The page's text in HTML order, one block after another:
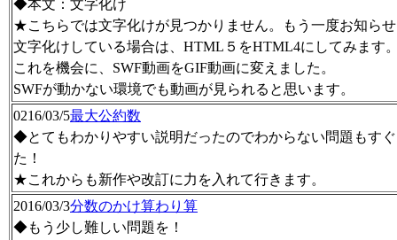
◆本文：文字化け
★こちらでは文字化けが見つかりません。もう一度お知ら
文字化けしている場合は、HTML５をHTML4にしてみます
これを機会に、SWF動画をGIF動画に変えました。
SWFが動かない環境でも動画が見られると思います。
0216/03/5最大公約数
◆とてもわかりやすい説明だったのでわからない問題もす
た！
★これからも新作や改訂に力を入れて行きます。
2016/03/3分数のかけ算わり算
◆もう少し難しい問題を！